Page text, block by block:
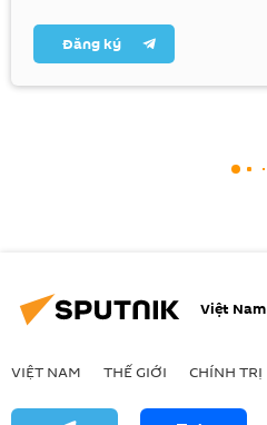
Đăng ký
Việt Nam
VIỆT NAM THẾ GIỚI CHÍNH TRỊ